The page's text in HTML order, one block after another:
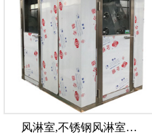
风淋室,不锈钢风淋室…